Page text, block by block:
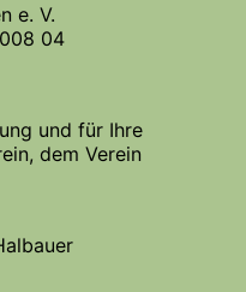
e. V.
04
und für Ihre
dem Verein